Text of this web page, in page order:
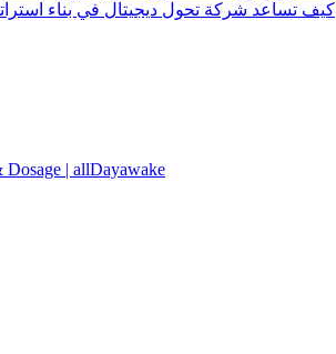
كيف تساعد شركة تحول ديجيتال في بناء
| allDayawake